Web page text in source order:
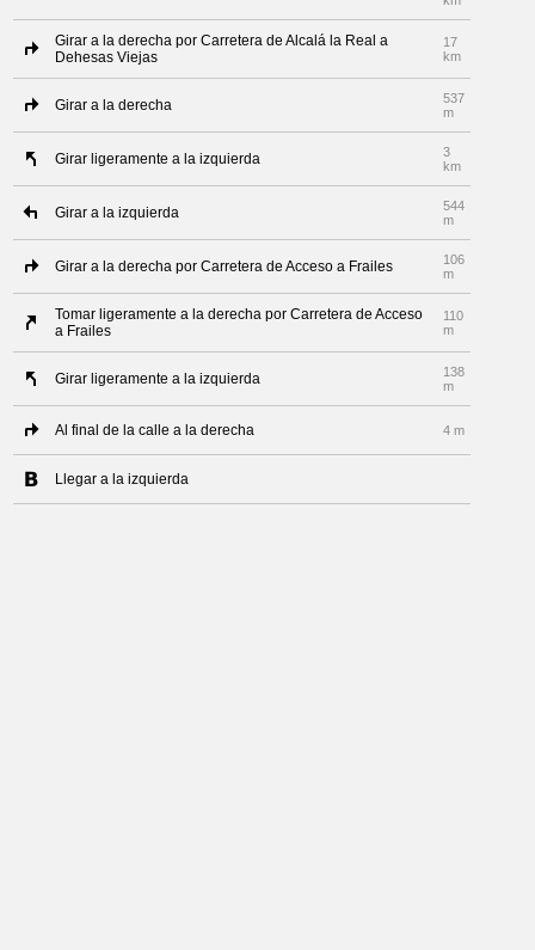
Girar a la derecha por Carretera de Alcalá la Real a
Dehesas Viejas
17
km
Girar a la derecha
537
m
Girar ligeramente a la izquierda
3
km
Girar a la izquierda
544
m
Girar a la derecha por Carretera de Acceso a Frailes
106
m
Tomar ligeramente a la derecha por Carretera de Acceso
a Frailes
110
m
Girar ligeramente a la izquierda
138
m
Al final de la calle a la derecha 4 m
Llegar a la izquierda